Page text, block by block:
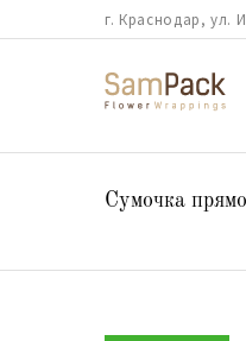
г. Краснодар, ул.
Сумочка